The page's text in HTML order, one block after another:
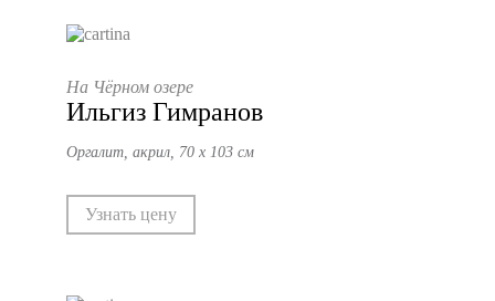
На Чёрном озере
Ильгиз Гимранов
Оргалит, акрил, 70 х 103 см
Узнать цену